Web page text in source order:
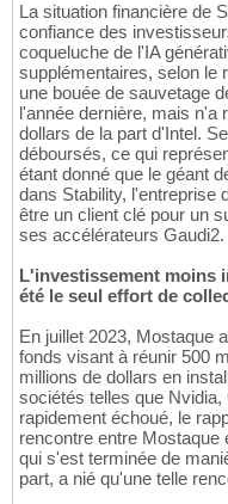
La situation financière de
confiance des
coqueluche de l'IA
supplémentaires, selon le
une bouée de sauvetage
l'année dernière, mais n'a
dollars de la part d'Intel.
déboursés, ce qui
étant donné que le géant
dans Stability, l'entreprise
être un client clé pour un
ses accélérateurs Gaudi2.
L'investissement moins
été le seul effort de
En juillet 2023, Mostaque
fonds visant à réunir 500
millions de dollars en
sociétés telles que
rapidement échoué, le
rencontre entre Mostaque
qui s'est terminée de
part, a nié qu'une telle